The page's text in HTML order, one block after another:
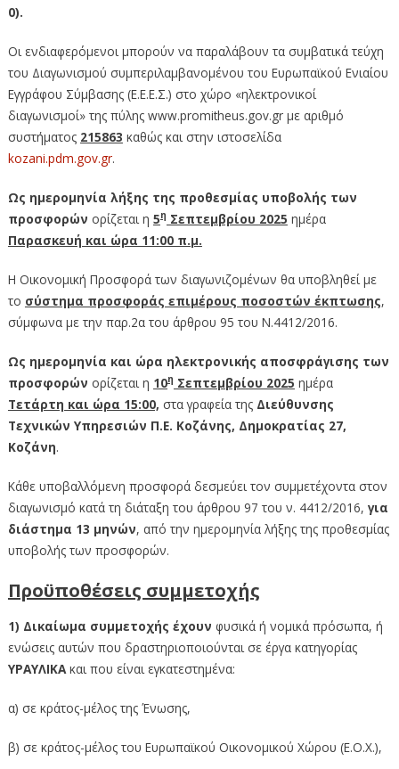
0).
Οι ενδιαφερόμενοι μπορούν να παραλάβουν τα συμβατικά τεύχη
του Διαγωνισμού συμπεριλαμβανομένου του Ευρωπαϊκού Ενιαίου
Εγγράφου Σύμβασης (Ε.Ε.Ε.Σ.) στο χώρο «ηλεκτρονικοί
διαγωνισμοί» της πύλης www.promitheus.gov.gr με αριθμό
συστήματος 215863 καθώς και στην ιστοσελίδα
kozani.pdm.gov.gr.
Ως ημερομηνία λήξης της προθεσμίας υποβολής των
προσφορών ορίζεται η 5η Σεπτεμβρίου 2025 ημέρα
Παρασκευή και ώρα 11:00 π.μ.
Η Οικονομική Προσφορά των διαγωνιζομένων θα υποβληθεί με
το σύστημα προσφοράς επιμέρους ποσοστών έκπτωσης,
σύμφωνα με την παρ.2α του άρθρου 95 του Ν.4412/2016.
Ως ημερομηνία και ώρα ηλεκτρονικής αποσφράγισης των
προσφορών ορίζεται η 10η Σεπτεμβρίου 2025 ημέρα
Τετάρτη και ώρα 15:00, στα γραφεία της Διεύθυνσης
Τεχνικών Υπηρεσιών Π.Ε. Κοζάνης, Δημοκρατίας 27,
Κοζάνη.
Κάθε υποβαλλόμενη προσφορά δεσμεύει τον συμμετέχοντα στον
διαγωνισμό κατά τη διάταξη του άρθρου 97 του ν. 4412/2016, για
διάστημα 13 μηνών, από την ημερομηνία λήξης της προθεσμίας
υποβολής των προσφορών.
Προϋποθέσεις συμμετοχής
1) Δικαίωμα συμμετοχής έχουν φυσικά ή νομικά πρόσωπα, ή
ενώσεις αυτών που δραστηριοποιούνται σε έργα κατηγορίας
ΥΡΑΥΛΙΚΑκαι που είναι εγκατεστημένα:
α) σε κράτος-μέλος της Ένωσης,
β) σε κράτος-μέλος του Ευρωπαϊκού Οικονομικού Χώρου (Ε.Ο.Χ.),